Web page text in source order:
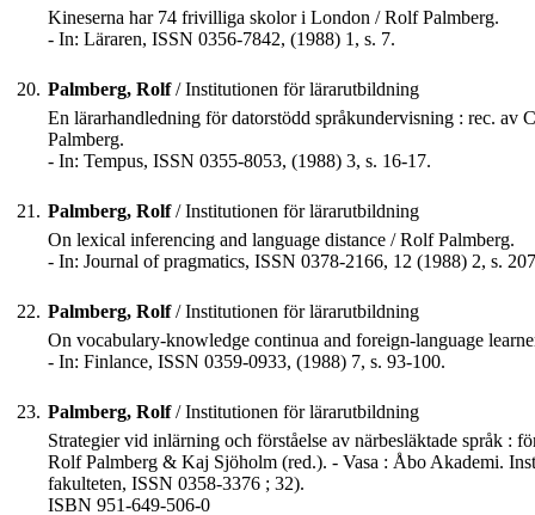
Kineserna har 74 frivilliga skolor i London / Rolf Palmberg.
- In: Läraren, ISSN 0356-7842, (1988) 1, s. 7.
20. Palmberg, Rolf/ Institutionen för lärarutbildning
En lärarhandledning för datorstödd språkundervisning : rec. av
Palmberg.
- In: Tempus, ISSN 0355-8053, (1988) 3, s. 16-17.
21. Palmberg, Rolf/ Institutionen för lärarutbildning
On lexical inferencing and language distance / Rolf Palmberg.
- In: Journal of pragmatics, ISSN 0378-2166, 12 (1988) 2, s.
22. Palmberg, Rolf/ Institutionen för lärarutbildning
On vocabulary-knowledge continua and foreign-language
- In: Finlance, ISSN 0359-0933, (1988) 7, s. 93-100.
23. Palmberg, Rolf/ Institutionen för lärarutbildning
Strategier vid inlärning och förståelse av närbesläktade språk :
Rolf Palmberg & Kaj Sjöholm (red.). - Vasa : Åbo Akademi.
fakulteten, ISSN 0358-3376 ; 32).
ISBN 951-649-506-0